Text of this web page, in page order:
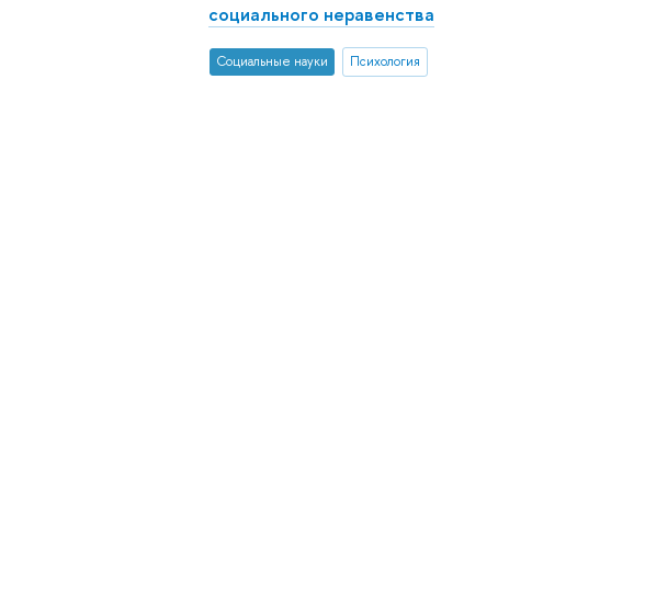
социального неравенства
Социальные науки Психология